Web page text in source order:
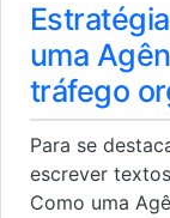
uma
tráfego
Para se
escrever
Como uma